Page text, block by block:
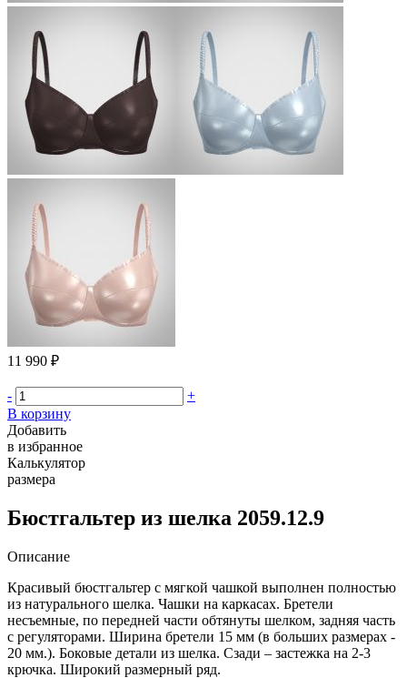
11 990 ₽
-
+
В корзину
Добавить
в избранное
Калькулятор
размера
Бюстгальтер из шелка 2059.12.9
Описание
Красивый бюстгальтер с мягкой чашкой выполнен полностью
из натурального шелка. Чашки на каркасах. Бретели
несъемные, по передней части обтянуты шелком, задняя часть
с регуляторами. Ширина бретели 15 мм (в больших размерах -
20 мм.). Боковые детали из шелка. Сзади – застежка на 2-3
крючка. Широкий размерный ряд.